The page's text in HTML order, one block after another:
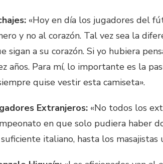
«Hoy en día los jugadores del
y no al corazón. Tal vez sea la
sigan a su corazón. Si yo hubiera
años. Para mí, lo importante es la
quise vestir esta camiseta».
Extranjeros: «No todos los
en que solo pudiera haber
italiano, hasta los masajistas